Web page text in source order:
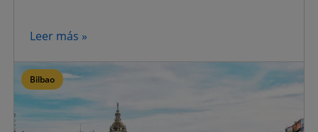
Leer más »
Bilbao